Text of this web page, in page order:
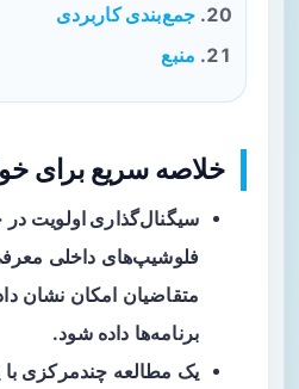
جمع‌بندی کاربردی
منبع
خلاصه سریع برای
سیگنال‌گذاری اولویت
فلوشیپ‌های داخلی
متقاضیان امکان نشان
برنامه‌ها داده شود.
یک مطالعه چندمرکزی